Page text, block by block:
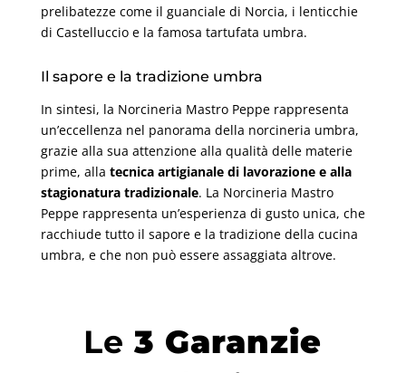
prelibatezze come il guanciale di Norcia, i lenticchie
di Castelluccio e la famosa tartufata umbra.
Il sapore e la tradizione umbra
In sintesi, la Norcineria Mastro Peppe rappresenta
un’eccellenza nel panorama della norcineria umbra,
grazie alla sua attenzione alla qualità delle materie
prime, alla tecnica artigianale di lavorazione e alla
stagionatura tradizionale. La Norcineria Mastro
Peppe rappresenta un’esperienza di gusto unica, che
racchiude tutto il sapore e la tradizione della cucina
umbra, e che non può essere assaggiata altrove.
Le3 Garanzie